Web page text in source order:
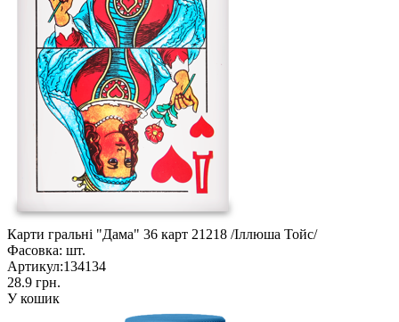
Карти гральні "Дама" 36 карт 21218 /Іллюша Тойс/
Фасовка: шт.
Артикул:134134
28.9 грн.
У кошик